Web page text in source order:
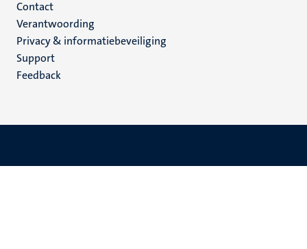
Menu
footer
(NL)
Contact
Verantwoording
Privacy & informatiebeveiliging
Support
Feedback